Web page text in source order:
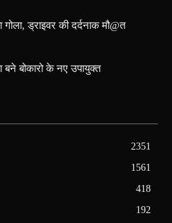
ड्राइवर की दर्दनाक मौ@त
बोकारो के नए उपायुक्त
2351
1561
418
192